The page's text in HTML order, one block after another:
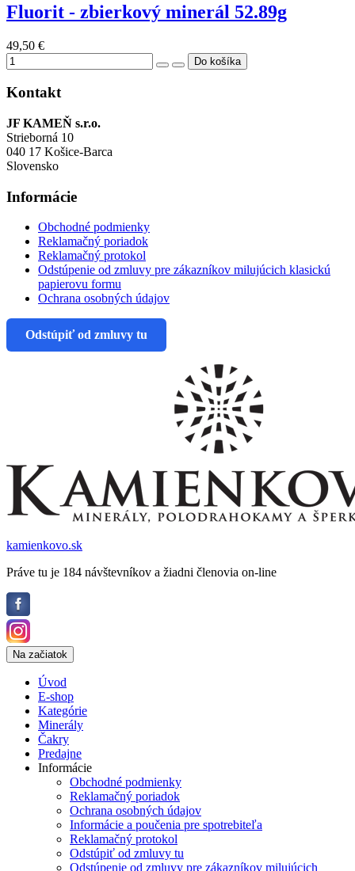
Fluorit - zbierkový minerál 52.89g
49,50 €
Kontakt
JF KAMEŇ s.r.o.
Strieborná 10
040 17 Košice-Barca
Slovensko
Informácie
Obchodné podmienky
Reklamačný poriadok
Reklamačný protokol
Odstúpenie od zmluvy pre zákazníkov milujúcich klasickú
papierovu formu
Ochrana osobných údajov
Odstúpiť od zmluvy tu
kamienkovo.sk
Práve tu je 184 návštevníkov a žiadni členovia on-line
Na začiatok
Úvod
E-shop
Kategórie
Minerály
Čakry
Predajne
Informácie
Obchodné podmienky
Reklamačný poriadok
Ochrana osobných údajov
Informácie a poučenia pre spotrebiteľa
Reklamačný protokol
Odstúpiť od zmluvy tu
Odstúpenie od zmluvy pre zákazníkov milujúcich